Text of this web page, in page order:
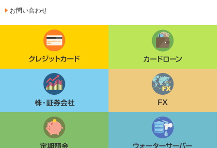
お問い合わせ
クレジットカード カードローン
株・証券会社 FX
定期貯金 ウォーターサーバー